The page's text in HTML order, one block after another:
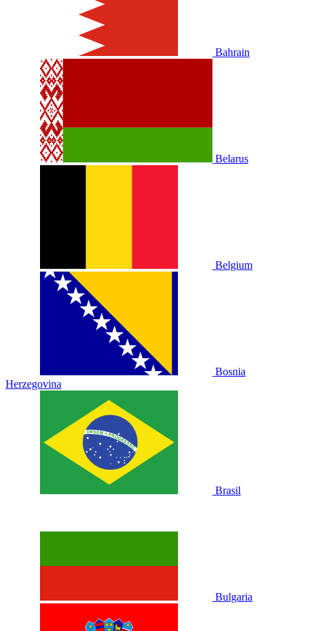
Bahrain
Belarus
Belgium
Bosnia
Herzegovina
Brasil
Bulgaria